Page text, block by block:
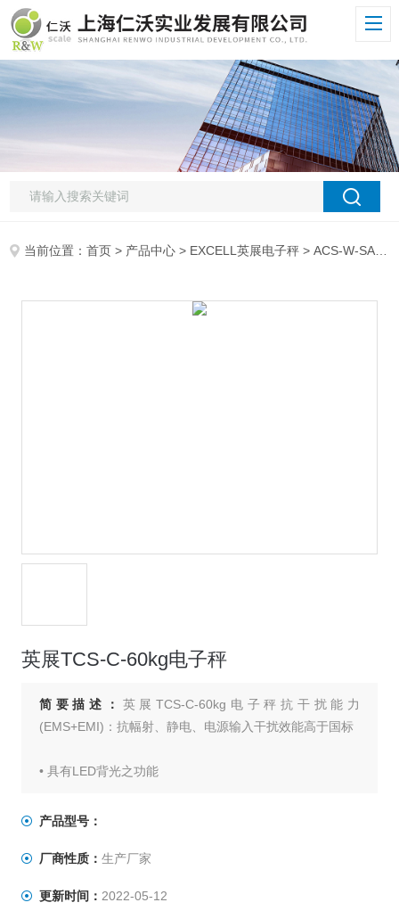
当前位置：首页 > 产品中心 > EXCELL英展电子秤 >ACS-W-SA计重电子桌秤
英展TCS-C-60kg电子秤
简要描述： 英展TCS-C-60kg电子秤抗干扰能力
(EMS+EMI)：抗幅射、静电、电源输入干扰效能高于国标
• 具有LED背光之功能
• 选用含背光功能的大数字显示屏幕，清晰易读
• 具有重量或数量预设、简易计数、重量暂留、计重及百分
产品型号：
厂商性质： 生产厂家
更新时间： 2022-05-12